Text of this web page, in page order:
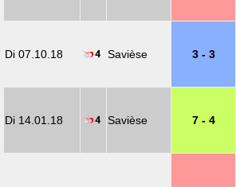
Di 07.10.18 Savièse 3 - 3
Di 14.01.18 Savièse 7 - 4